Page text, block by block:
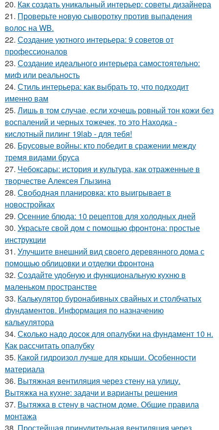
20. Как создать уникальный интерьер: советы дизайнера
21. Проверьте новую сыворотку против выпадения
волос на WB.
22. Создание уютного интерьера: 9 советов от
профессионалов
23. Создание идеального интерьера самостоятельно:
миф или реальность
24. Стиль интерьера: как выбрать то, что подходит
именно вам
25. Лишь в том случае, если хочешь ровный тон кожи без
воспалений и черных тожечек, то это Находка -
кислотный пилинг 19lab - для тебя!
26. Брусовые войны: кто победит в сражении между
тремя видами бруса
27. Чебоксары: история и культура, как отраженные в
творчестве Алексея Глызина
28. Свободная планировка: кто выигрывает в
новостройках
29. Осенние блюда: 10 рецептов для холодных дней
30. Украсьте свой дом с помощью фронтона: простые
инструкции
31. Улучшите внешний вид своего деревянного дома с
помощью облицовки и отделки фронтона
32. Создайте удобную и функциональную кухню в
маленьком пространстве
33. Калькулятор буронабивных свайных и столбчатых
фундаментов. Информация по назначению
калькулятора
34. Сколько надо досок для опалубки на фундамент 10 н.
Как рассчитать опалубку
35. Какой гидроизол лучше для крыши. Особенности
материала
36. Вытяжная вентиляция через стену на улицу.
Вытяжка на кухне: задачи и варианты решения
37. Вытяжка в стену в частном доме. Общие правила
монтажа